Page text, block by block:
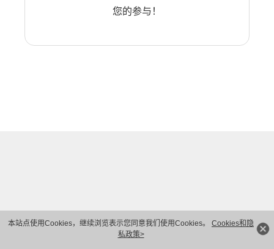
本站点使用Cookies，继续浏览表示您同意我们使用Cookies。 Cookies和隐
私政策>
您的参与！